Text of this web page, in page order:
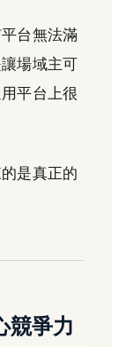
台無法滿
場域主可
平台上很
是真正的
競爭力